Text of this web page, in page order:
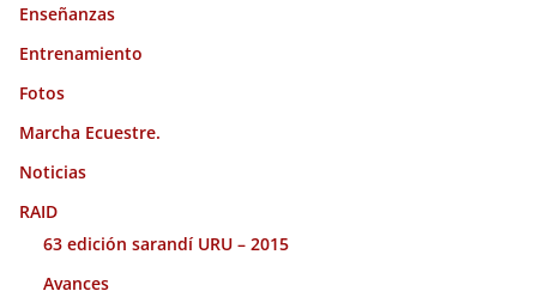
Enseñanzas
Entrenamiento
Fotos
Marcha Ecuestre.
Noticias
RAID
63 edición sarandí URU – 2015
Avances